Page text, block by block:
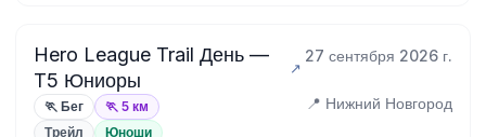
Hero League Trail День —
T5 Юниоры
27 сентября 2026 г.
🏃 Бег 🏃 5 км 📍 Нижний Новгород
Трейл Юноши